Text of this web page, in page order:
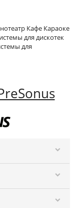
Кафе Караоке
для дискотек
для